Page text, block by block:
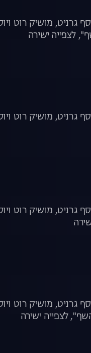
גרניט, מושיק רוט
לצפייה ישירה
גרניט, מושיק רוט
גרניט, מושיק רוט
גרניט, מושיק רוט
לצפייה ישירה